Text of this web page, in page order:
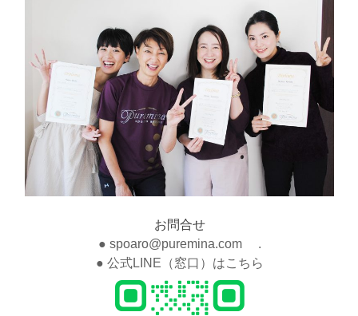
お問合せ
● spoaro@puremina.com .
● 公式LINE（窓口）はこちら